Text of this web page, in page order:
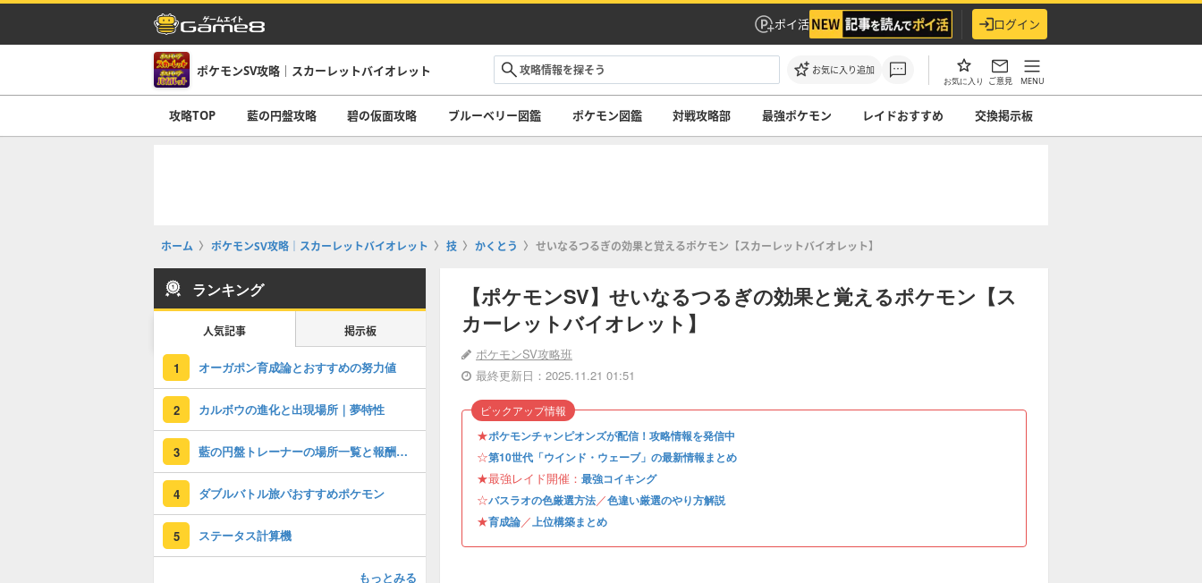
ポイ活 ログイン
ポケモンSV攻略｜スカーレットバイオレット お気に入り追加
お気に入り ご意見 MENU
攻略TOP 藍の円盤攻略 碧の仮面攻略 ブルーベリー図鑑 ポケモン図鑑 対戦攻略部 最強ポケモン レイドおすすめ 交換掲示板
ホーム ポケモンSV攻略｜スカーレットバイオレット 技 かくとう せいなるつるぎの効果と覚えるポケモン【スカーレットバイオレット】
【ポケモンSV】せいなるつるぎの効果と覚えるポケモン【ス
カーレットバイオレット】
ポケモンSV攻略班
最終更新日：2025.11.21 01:51
★ポケモンチャンピオンズが配信！攻略情報を発信中
☆第10世代「ウインド・ウェーブ」の最新情報まとめ
★最強レイド開催： 最強コイキング
☆バスラオの色厳選方法／色違い厳選のやり方解説
★育成論／上位構築まとめ
ピックアップ情報
ランキング
人気記事 掲示板
1 オーガポン育成論とおすすめの努力値
2 カルボウの進化と出現場所｜夢特性
3 藍の円盤トレーナーの場所一覧と報酬｜コンプリート
4 ダブルバトル旅パおすすめポケモン
5 ステータス計算機
もっとみる